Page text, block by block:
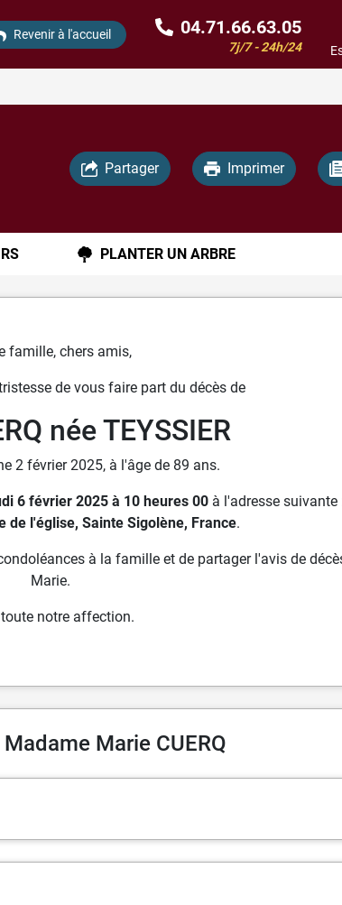
Revenir à l'accueil 04.71.66.63.05
7j/7 - 24h/24
Partager Imprimer
PLANTER UN ARBRE
famille, chers amis,
de vous faire part du décès de
née TEYSSIER
2 février 2025, à l'âge de 89 ans.
6 février 2025 à 10 heures 00 à l'adresse suivante
de l'église, Sainte Sigolène, France.
à la famille et de partager l'avis de
Marie.
notre affection.
Marie CUERQ